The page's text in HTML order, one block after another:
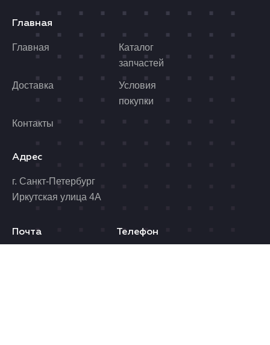
Главная
Главная
Каталог
запчастей
Доставка
Условия
покупки
Контакты
Адрес
г. Санкт-Петербург
Иркутская улица 4А
Почта Телефон